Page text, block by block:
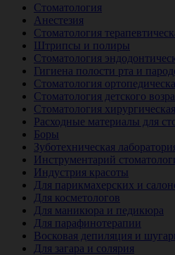
Стоматология
Анестезия
Стоматология
Штрипсы и полиры
Стоматология
Гигиена полости рта и
Стоматология
Стоматология детского
Стоматология хирургическая
Расходные материалы для
Боры
Зуботехническая
Инструментарий
Индустрия красоты
Для парикмахерских и
Для косметологов
Для маникюра и педикюра
Для парафинотерапии
Восковая депиляция и
Для загара и солярия